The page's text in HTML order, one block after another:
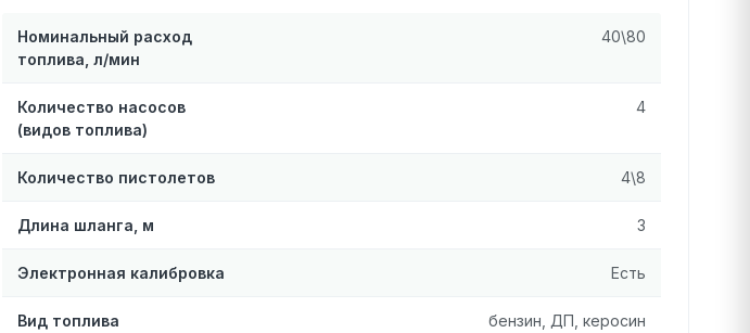
Номинальный расход
топлива, л/мин
40\80
Количество насосов
(видов топлива)
4
Количество пистолетов 4\8
Длина шланга, м 3
Электронная калибровка Есть
Вид топлива бензин, ДП, керосин